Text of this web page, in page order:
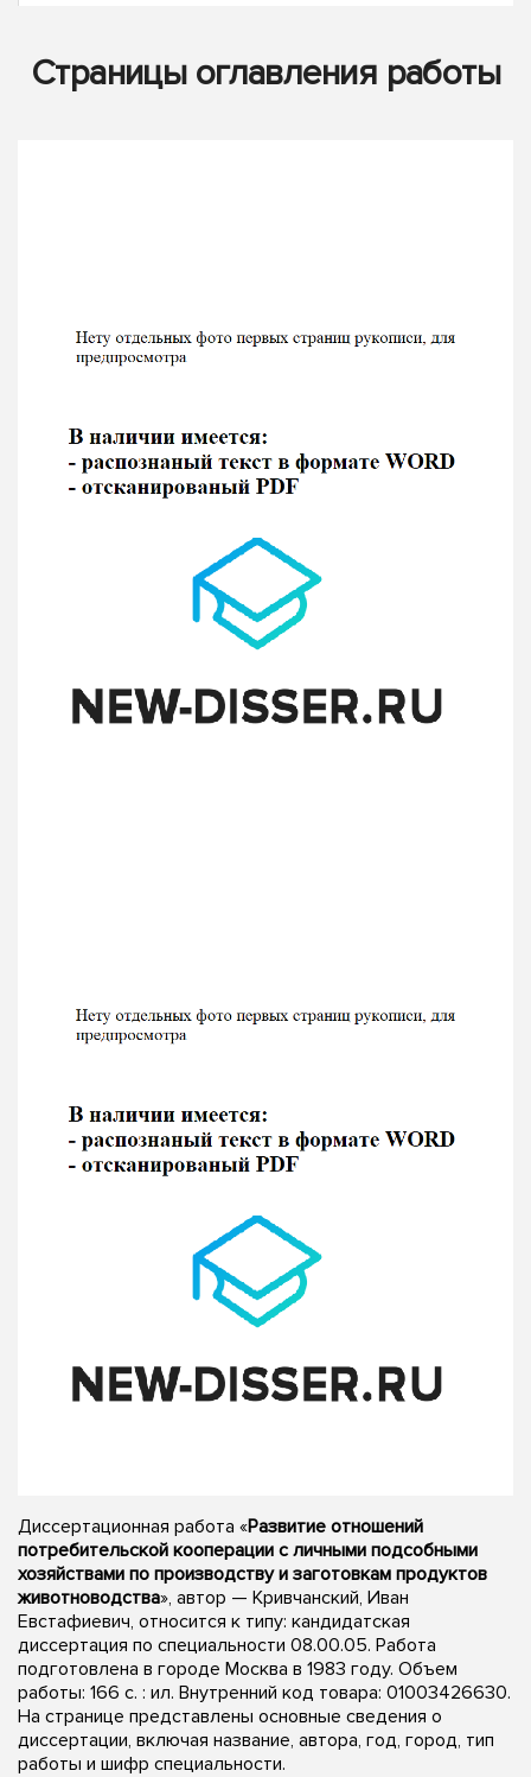
Страницы оглавления работы
Диссертационная работа «Развитие отношений
потребительской кооперации с личными подсобными
хозяйствами по производству и заготовкам продуктов
животноводства», автор — Кривчанский, Иван
Евстафиевич, относится к типу: кандидатская
диссертация по специальности 08.00.05. Работа
подготовлена в городе Москва в 1983 году. Объем
работы: 166 c. : ил. Внутренний код товара: 01003426630.
На странице представлены основные сведения о
диссертации, включая название, автора, год, город, тип
работы и шифр специальности.